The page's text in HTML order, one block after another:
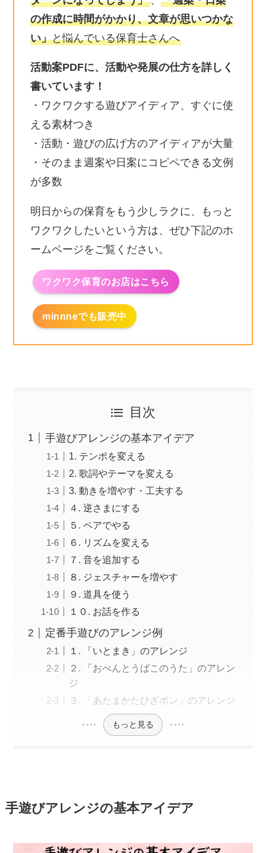
の作成に時間がかかり、文章が思いつかな
い」と悩んでいる保育士さんへ
活動案PDFに、活動や発展の仕方を詳しく
書いています！
・ワクワクする遊びアイディア、すぐに使
える素材つき
・活動・遊びの広げ方のアイディアが大量
・そのまま週案や日案にコピペできる文例
が多数
明日からの保育をもう少しラクに、もっと
ワクワクしたいという方は、ぜひ下記のホ
ームページをご覧ください。
ワクワク保育のお店はこちら
minnneでも販売中
目次
手遊びアレンジの基本アイデア
1. テンポを変える
2. 歌詞やテーマを変える
3. 動きを増やす・工夫する
４. 逆さまにする
５. ペアでやる
６. リズムを変える
７. 音を追加する
８. ジェスチャーを増やす
９. 道具を使う
１０. お話を作る
定番手遊びのアレンジ例
１. 「いとまき」のアレンジ
２. 「おべんとうばこのうた」のアレン
ジ
３. 「あたまかたひざポン」のアレンジ
もっと見る
手遊びアレンジの基本アイデア